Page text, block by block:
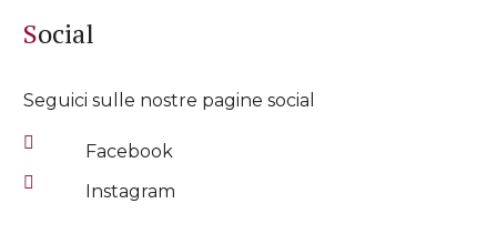
Social
Seguici sulle nostre pagine social
Facebook
Instagram